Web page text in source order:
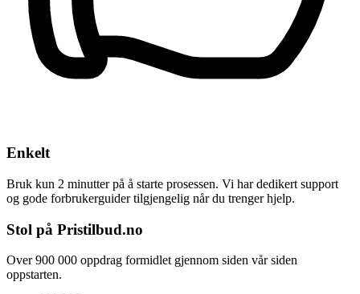
Enkelt
Bruk kun 2 minutter på å starte prosessen. Vi har dedikert support
og gode forbrukerguider tilgjengelig når du trenger hjelp.
Stol på Pristilbud.no
Over 900 000 oppdrag formidlet gjennom siden vår siden
oppstarten.